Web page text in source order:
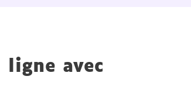
ligne avec